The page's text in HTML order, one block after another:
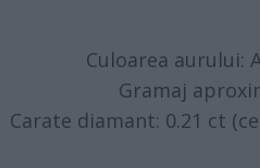
Culoarea aurului:
Gramaj
Carate diamant: 0.21 ct